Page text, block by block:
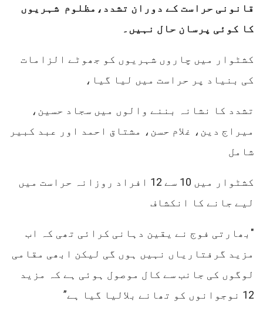
قانونی حراست کے دوران تشدد،مظلوم شہریوں
کا کوئی پرسان حال نہیں۔
کشٹوار میں چاروں شہریوں کو جھوٹے الزامات
کی بنیاد پر حراست میں لیا گیا،
تشدد کا نشانہ بننے والوں میں سجاد حسین،
میراج دین، غلام حسن، مشتاق احمد اور عبد کبیر
شامل
کشٹوار میں 10 سے 12 افراد روزانہ حراست میں
لیے جانے کا انکشاف
"بھارتی فوج نے یقین دہانی کرائی تھی کہ اب
مزید گرفتاریاں نہیں ہوں گی لیکن ابھی مقامی
لوگوں کی جانب سے کال موصول ہوئی ہے کہ مزید
12 نوجوانوں کو تھانے بلالیا گیا ہے”